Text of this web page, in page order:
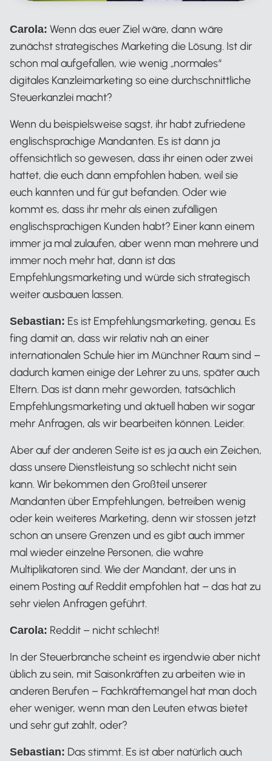
Carola: Wenn das euer Ziel wäre, dann wäre
zunächst strategisches Marketing die Lösung. Ist dir
schon mal aufgefallen, wie wenig „normales“
digitales Kanzleimarketing so eine durchschnittliche
Steuerkanzlei macht?
Wenn du beispielsweise sagst, ihr habt zufriedene
englischsprachige Mandanten. Es ist dann ja
offensichtlich so gewesen, dass ihr einen oder zwei
hattet, die euch dann empfohlen haben, weil sie
euch kannten und für gut befanden. Oder wie
kommt es, dass ihr mehr als einen zufälligen
englischsprachigen Kunden habt? Einer kann einem
immer ja mal zulaufen, aber wenn man mehrere und
immer noch mehr hat, dann ist das
Empfehlungsmarketing und würde sich strategisch
weiter ausbauen lassen.
Sebastian: Es ist Empfehlungsmarketing, genau. Es
fing damit an, dass wir relativ nah an einer
internationalen Schule hier im Münchner Raum sind –
dadurch kamen einige der Lehrer zu uns, später auch
Eltern. Das ist dann mehr geworden, tatsächlich
Empfehlungsmarketing und aktuell haben wir sogar
mehr Anfragen, als wir bearbeiten können. Leider.
Aber auf der anderen Seite ist es ja auch ein Zeichen,
dass unsere Dienstleistung so schlecht nicht sein
kann. Wir bekommen den Großteil unserer
Mandanten über Empfehlungen, betreiben wenig
oder kein weiteres Marketing, denn wir stossen jetzt
schon an unsere Grenzen und es gibt auch immer
mal wieder einzelne Personen, die wahre
Multiplikatoren sind. Wie der Mandant, der uns in
einem Posting auf Reddit empfohlen hat – das hat zu
sehr vielen Anfragen geführt.
Carola: Reddit – nicht schlecht!
In der Steuerbranche scheint es irgendwie aber nicht
üblich zu sein, mit Saisonkräften zu arbeiten wie in
anderen Berufen – Fachkräftemangel hat man doch
eher weniger, wenn man den Leuten etwas bietet
und sehr gut zahlt, oder?
Sebastian: Das stimmt. Es ist aber natürlich auch